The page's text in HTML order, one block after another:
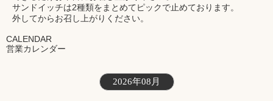
サンドイッチは2種類をまとめてピックで止めております。
外してからお召し上がりください。
CALENDAR
営業カレンダー
2026年08月